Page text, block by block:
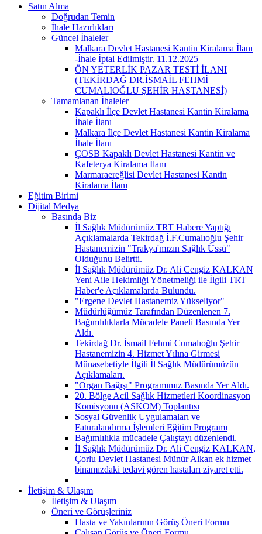
Satın Alma
Doğrudan Temin
İhale Hazırlıkları
Güncel İhaleler
Malkara Devlet Hastanesi Kantin Kiralama İlanı
-İhale İptal Edilmiştir. 11.12.2025
ÖN YETERLİK PAZAR TESTİ İLANI
(TEKİRDAĞ DR.İSMAİL FEHMİ
CUMALIOĞLU ŞEHİR HASTANESİ)
Tamamlanan İhaleler
Kapaklı İlçe Devlet Hastanesi Kantin Kiralama
İhale İlanı
Malkara İlçe Devlet Hastanesi Kantin Kiralama
İhale İlanı
ÇOSB Kapaklı Devlet Hastanesi Kantin ve
Kafeterya Kiralama İlanı
Marmaraereğlisi Devlet Hastanesi Kantin
Kiralama İlanı
Eğitim Birimi
Dijital Medya
Basında Biz
İl Sağlık Müdürümüz TRT Habere Yaptığı
Açıklamalarda Tekirdağ İ.F.Cumalıoğlu Şehir
Hastanemizin "Trakya'mızın Sağlık Üssü"
Olduğunu Belirtti.
İl Sağlık Müdürümüz Dr. Ali Cengiz KALKAN
Yeni Aile Hekimliği Yönetmeliği ile İlgili TRT
Haber'e Açıklamalarda Bulundu.
"Ergene Devlet Hastanemiz Yükseliyor"
Müdürlüğümüz Tarafından Düzenlenen 7.
Bağımlılıklarla Mücadele Paneli Basında Yer
Aldı.
Tekirdağ Dr. İsmail Fehmi Cumalıoğlu Şehir
Hastanemizin 4. Hizmet Yılına Girmesi
Münasebetiyle İlgili İl Sağlık Müdürümüzün
Açıklamaları.
"Organ Bağışı" Programımız Basında Yer Aldı.
20. Bölge Acil Sağlık Hizmetleri Koordinasyon
Komisyonu (ASKOM) Toplantısı
Sosyal Güvenlik Uygulamaları ve
Faturalandırma İşlemleri Eğitim Programı
Bağımlılıkla mücadele Çalıştayı düzenlendi.
İl Sağlık Müdürümüz Dr. Ali Cengiz KALKAN,
Çorlu Devlet Hastanesi Münür Alkan ek hizmet
binamızdaki tedavi gören hastaları ziyaret etti.
İletişim & Ulaşım
İletişim & Ulaşım
Öneri ve Görüşleriniz
Hasta ve Yakınlarının Görüş Öneri Formu